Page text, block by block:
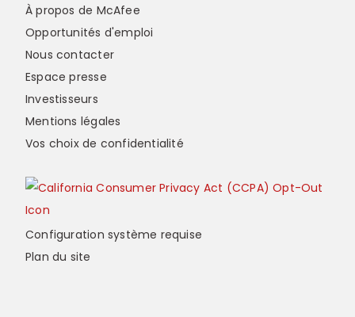
À propos de McAfee
Opportunités d'emploi
Nous contacter
Espace presse
Investisseurs
Mentions légales
Vos choix de confidentialité
Configuration système requise
Plan du site